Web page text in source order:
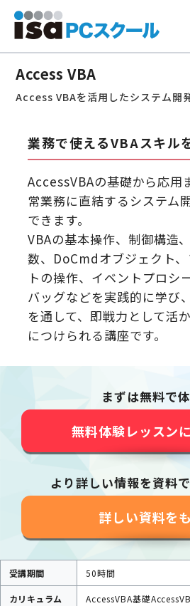
本
Access VBA
Access VBAを活用したシステム開
業務で使えるVBAスキル
AccessVBAの基礎から応用
常業務に直結するシステム
できます。
VBAの基本操作、制御構造
数、DoCmdオブジェクト
トの操作、イベントプロシ
バッグなどを実践的に学び
を通して、即戦力として活
につけられる講座です。
まずは無料で
無料体験レッスン
より詳しい情報を資料
詳しい資料を
受講期間 50時間
カリキュラム AccessVBA基礎